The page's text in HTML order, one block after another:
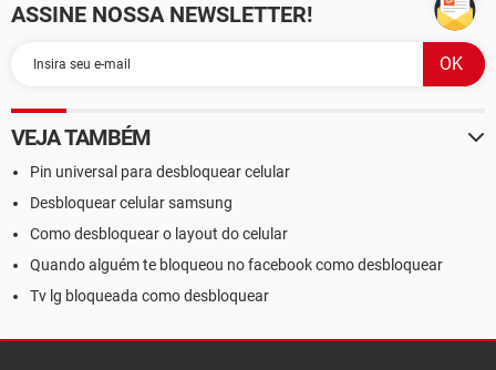
ASSINE NOSSA NEWSLETTER!
VEJA TAMBÉM
Pin universal para desbloquear celular
Desbloquear celular samsung
Como desbloquear o layout do celular
Quando alguém te bloqueou no facebook como desbloquear
Tv lg bloqueada como desbloquear